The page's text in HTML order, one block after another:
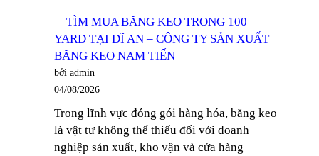
SẢN
XUẤT
BĂNG
TIẾN
BĂNG
KEO
TRONG
TẠI
THUẬN
AN
TÌM MUA BĂNG KEO TRONG 100
YARD TẠI DĨ AN – CÔNG TY SẢN XUẤT
BĂNG KEO NAM TIẾN
bởi admin
04/08/2026
Trong lĩnh vực đóng gói hàng hóa, băng keo
là vật tư không thể thiếu đối với doanh
nghiệp sản xuất, kho vận và cửa hàng